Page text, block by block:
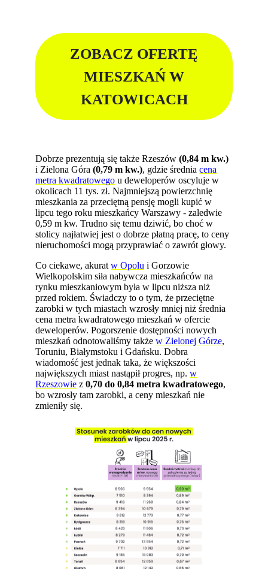
ZOBACZ OFERTĘ
MIESZKAŃ W
KATOWICACH
Dobrze prezentują się także Rzeszów (0,84 m kw.)
i Zielona Góra(0,79 m kw.), gdzie średniacena
metra kwadratowego u deweloperów oscyluje w
okolicach 11 tys. zł. Najmniejszą powierzchnię
mieszkania za przeciętną pensję mogli kupić w
lipcu tego roku mieszkańcy Warszawy - zaledwie
0,59 m kw. Trudno się temu dziwić, bo choć w
stolicy najłatwiej jest o dobrze płatną pracę, to ceny
nieruchomości mogą przyprawiać o zawrót głowy.
Co ciekawe, akuratw Opolu i Gorzowie
Wielkopolskim siła nabywcza mieszkańców na
rynku mieszkaniowym była w lipcu niższa niż
przed rokiem. Świadczy to o tym, że przeciętne
zarobki w tych miastach wzrosły mniej niż średnia
cena metra kwadratowego mieszkań w ofercie
deweloperów. Pogorszenie dostępności nowych
mieszkań odnotowaliśmy takżew Zielonej Górze,
Toruniu, Białymstoku i Gdańsku. Dobra
wiadomość jest jednak taka, że większości
największych miast nastąpił progres, np.w
Rzeszowie z 0,70 do 0,84 metra kwadratowego,
bo wzrosły tam zarobki, a ceny mieszkań nie
zmieniły się.